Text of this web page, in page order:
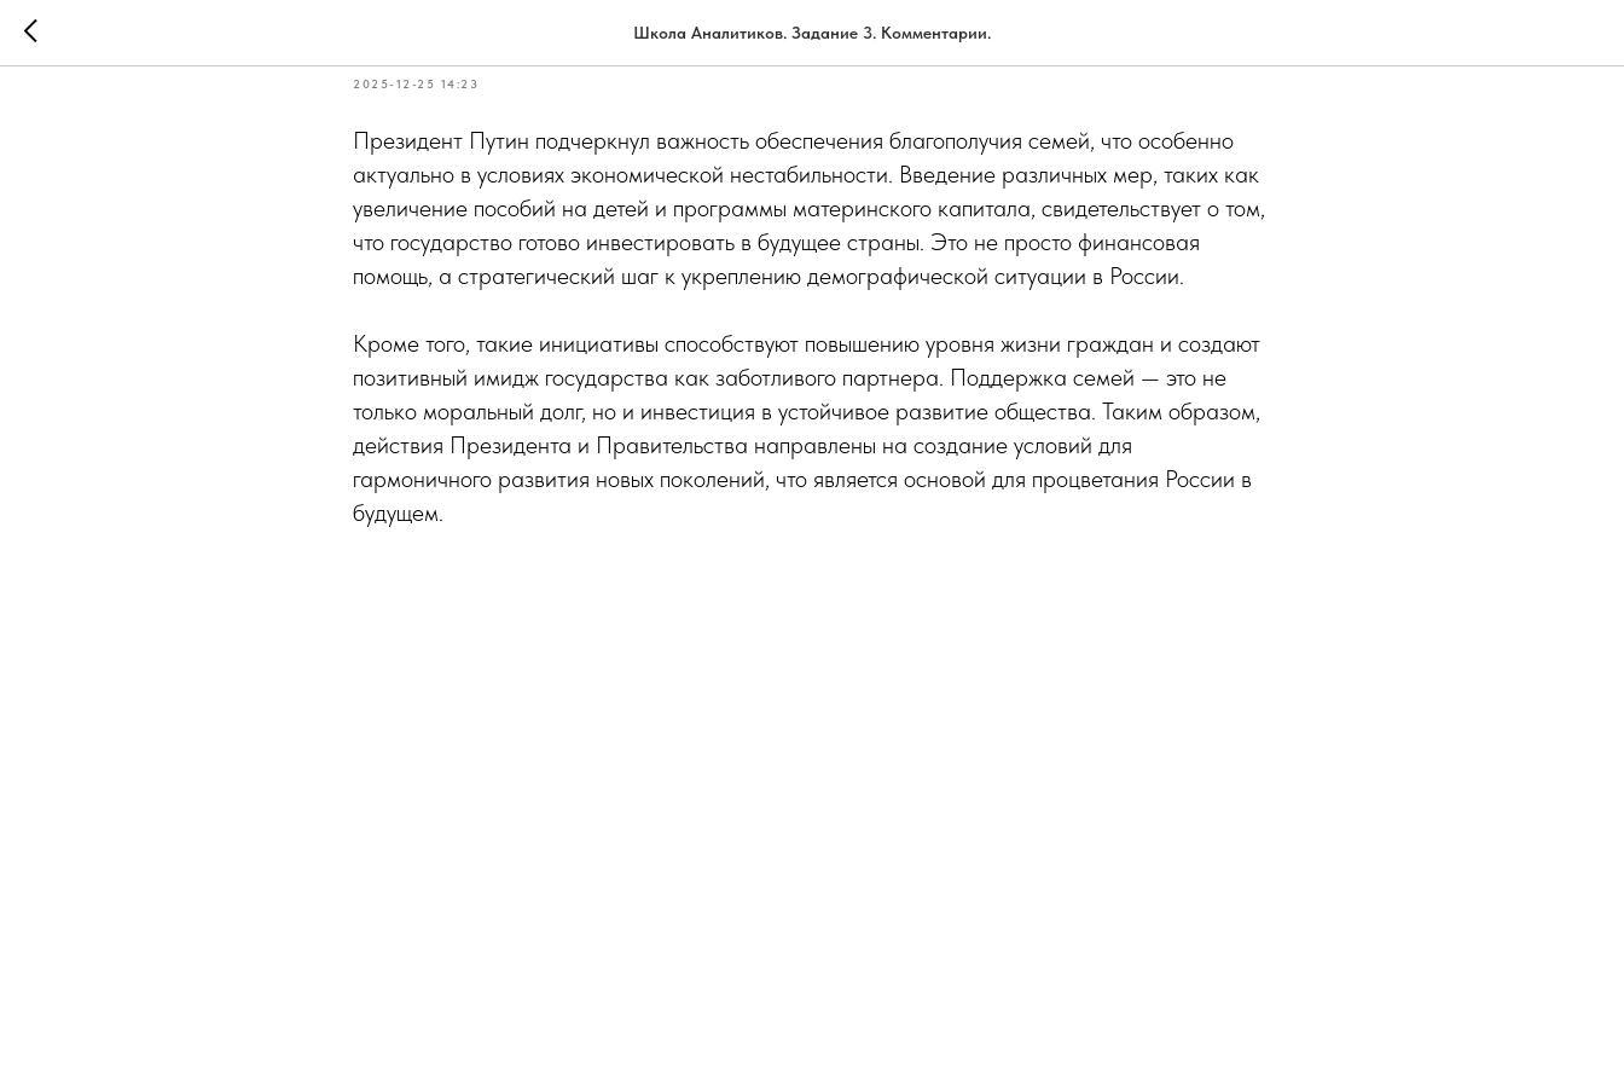
Школа Аналитиков. Задание 3. Комментарии.
Никита Медведев
2025-12-25 14:23
Президент Путин подчеркнул важность обеспечения благополучия семей, что особенно
актуально в условиях экономической нестабильности. Введение различных мер, таких как
увеличение пособий на детей и программы материнского капитала, свидетельствует о том,
что государство готово инвестировать в будущее страны. Это не просто финансовая
помощь, а стратегический шаг к укреплению демографической ситуации в России.
Кроме того, такие инициативы способствуют повышению уровня жизни граждан и создают
позитивный имидж государства как заботливого партнера. Поддержка семей — это не
только моральный долг, но и инвестиция в устойчивое развитие общества. Таким образом,
действия Президента и Правительства направлены на создание условий для
гармоничного развития новых поколений, что является основой для процветания России в
будущем.